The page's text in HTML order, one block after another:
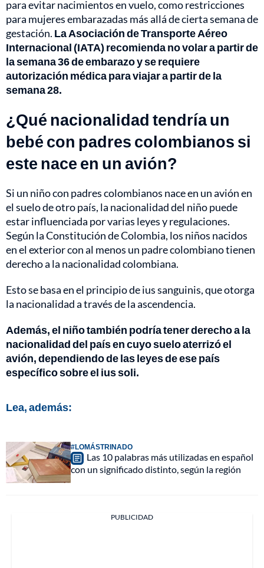
para evitar nacimientos en vuelo, como restricciones
para mujeres embarazadas más allá de cierta semana de
gestación. La Asociación de Transporte Aéreo
Internacional (IATA) recomienda no volar a partir de
la semana 36 de embarazo y se requiere
autorización médica para viajar a partir de la
semana 28.
¿Qué nacionalidad tendría un
bebé con padres colombianos si
este nace en un avión?
Si un niño con padres colombianos nace en un avión en
el suelo de otro país, la nacionalidad del niño puede
estar influenciada por varias leyes y regulaciones.
Según la Constitución de Colombia, los niños nacidos
en el exterior con al menos un padre colombiano tienen
derecho a la nacionalidad colombiana.
Esto se basa en el principio de ius sanguinis, que otorga
la nacionalidad a través de la ascendencia.
Además, el niño también podría tener derecho a la
nacionalidad del país en cuyo suelo aterrizó el
avión, dependiendo de las leyes de ese país
específico sobre el ius soli.
Lea, además:
#LOMÁSTRINADO
Las 10 palabras más utilizadas en español
con un significado distinto, según la región
PUBLICIDAD